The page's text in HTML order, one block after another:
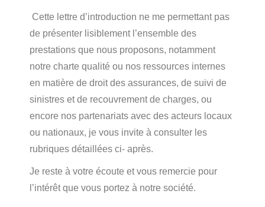
Cette lettre d’introduction ne me permettant pas
de présenter lisiblement l’ensemble des
prestations que nous proposons, notamment
notre charte qualité ou nos ressources internes
en matière de droit des assurances, de suivi de
sinistres et de recouvrement de charges, ou
encore nos partenariats avec des acteurs locaux
ou nationaux, je vous invite à consulter les
rubriques détaillées ci- après.
Je reste à votre écoute et vous remercie pour
l’intérêt que vous portez à notre société.